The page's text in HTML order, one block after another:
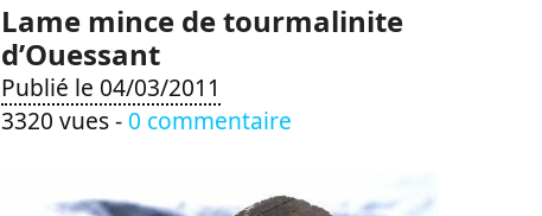
Lame mince de tourmalinite
d’Ouessant
Publié le 04/03/2011
3320 vues - 0 commentaire